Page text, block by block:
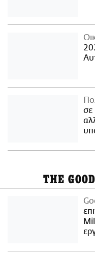
σε
THE